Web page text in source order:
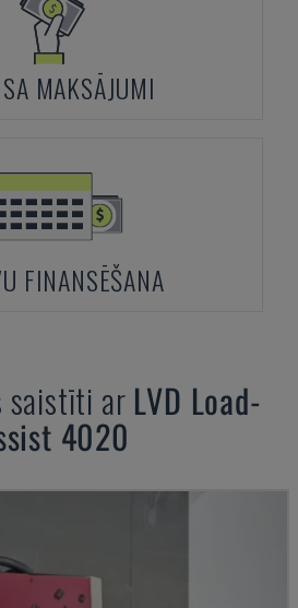
MAKSĀJUMI
FINANSĒŠANA
saistīti ar LVD Load-
4020